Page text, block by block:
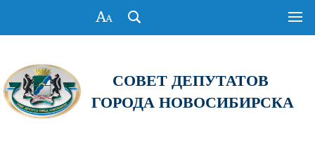
СОВЕТ ДЕПУТАТОВ
ГОРОДА НОВОСИБИРСКА